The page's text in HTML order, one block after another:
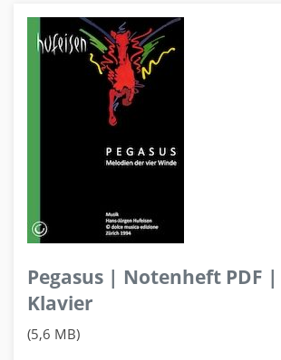
Pegasus | Notenheft PDF
Klavier
(5,6 MB)